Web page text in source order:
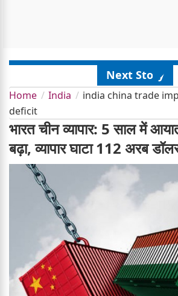
Next Story
Home India
india china trade
deficit
भारत चीन व्यापार: 5 साल में
बढ़ा, व्यापार घाटा 112 अरब